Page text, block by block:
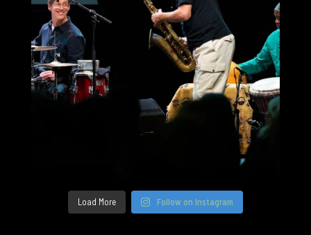
Load More Follow on Instagram